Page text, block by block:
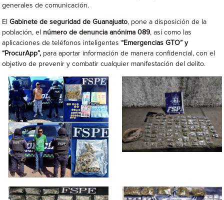
generales de comunicación.
ElGabinete de seguridad de Guanajuato, pone a disposición de la
población, el número de denuncia anónima 089, así como las
aplicaciones de teléfonos inteligentes“Emergencias GTO” y
“ProcurApp”, para aportar información de manera confidencial, con el
objetivo de prevenir y combatir cualquier manifestación del delito.